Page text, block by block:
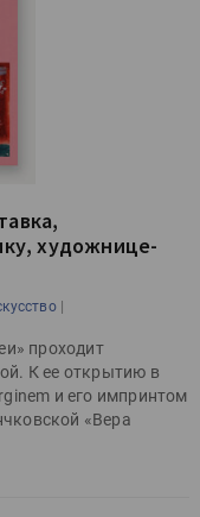
художнице-
|
проходит
К ее открытию в
и его импринтом
«Вера